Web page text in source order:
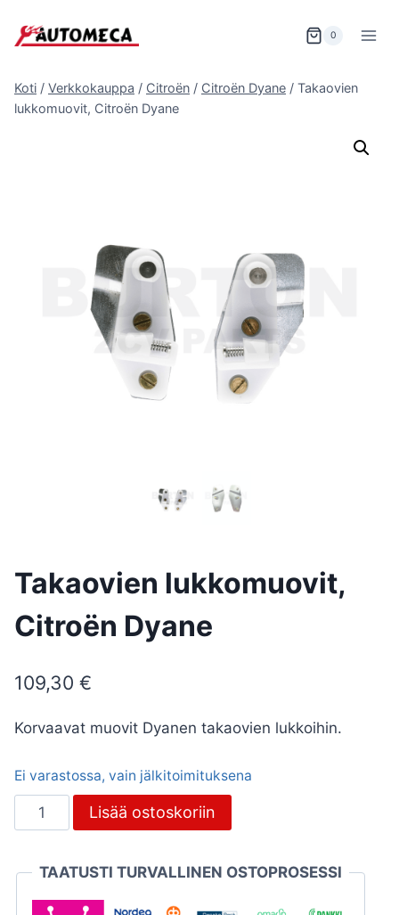
sisältöön
0
Koti / Verkkokauppa / Citroën / Citroën Dyane / Takaovien
lukkomuovit, Citroën Dyane
Takaovien lukkomuovit,
Citroën Dyane
109,30 €
Korvaavat muovit Dyanen takaovien lukkoihin.
Ei varastossa, vain jälkitoimituksena
Takaovien
lukkomuovit,
Dyane
määrä
Lisää ostoskoriin
TAATUSTI TURVALLINEN OSTOPROSESSI